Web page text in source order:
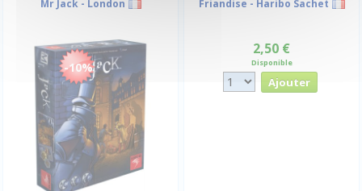
Mr Jack - London
-10%
Friandise - Haribo Sachet
2,50 €
Disponible